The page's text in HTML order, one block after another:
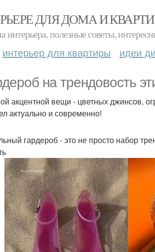
ДЛЯ ДОМА И
интерьера, полезные советы,
интерьер для квартиры идеи
на трендовость
акцентной вещи - цветных джинсов,
актуально и современно!
гардероб - это не просто набор